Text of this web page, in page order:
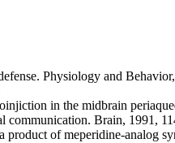
Physiology and
in the midbrain
Brain, 1991,
of meperidine-analog